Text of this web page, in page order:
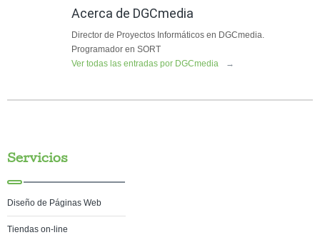
Acerca de DGCmedia
Director de Proyectos Informáticos en DGCmedia.
Programador en SORT
Ver todas las entradas por DGCmedia
→
Servicios
Diseño de Páginas Web
Tiendas on-line